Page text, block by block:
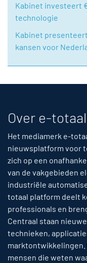
Kabinet investeert
technologie
Kabinet
kansen voor
Over e-totaal
Het mediamerk e-
nieuwsplatform voor
zich op een
van de vakgebieden
industriële
totaal platform deelt
professionals en
Centraal staan
technieken,
marktontwikkelingen.
mensen die weten